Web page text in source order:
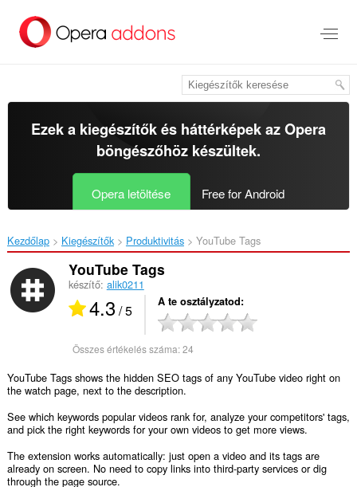
Ezek a kiegészítők és háttérképek azOpera
böngészőhözkészültek.
Opera letöltése Free for Android
Kezdőlap Kiegészítők Produktivitás YouTube Tags‎
YouTube Tags
készítő: alik0211
4.3 / 5 A te osztályzatod
Összes értékelés száma:24
YouTube Tags shows the hidden SEO tags of any YouTube video right on
the watch page, next to the description.
See which keywords popular videos rank for, analyze your competitors' tags,
and pick the right keywords for your own videos to get more views.
The extension works automatically: just open a video and its tags are
already on screen. No need to copy links into third-party services or dig
through the page source.